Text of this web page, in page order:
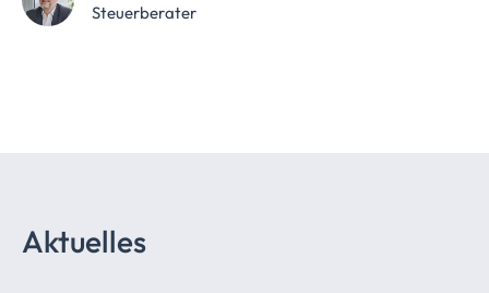
Steuerberater
Aktuelles